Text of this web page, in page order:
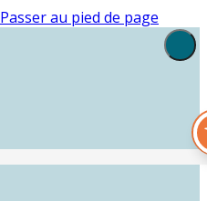
Passer au pied de page